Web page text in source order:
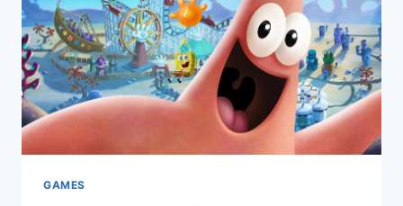
ULTIMATIVES
HOCKEY-
ERLEBNIS
AUF
DEN
NEXT-
GAMES